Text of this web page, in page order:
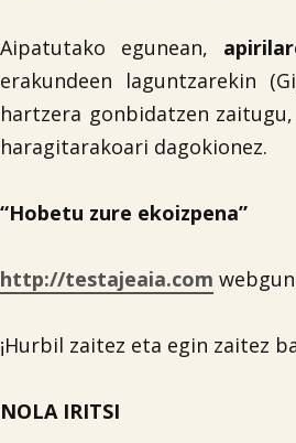
Aipatutako egunean,
erakundeen laguntzarekin
hartzera gonbidatzen
haragitarakoari dagokionez.
“Hobetu zure ekoizpena”
http://testajeaia.com
¡Hurbil zaitez eta egin zaitez
NOLA IRITSI